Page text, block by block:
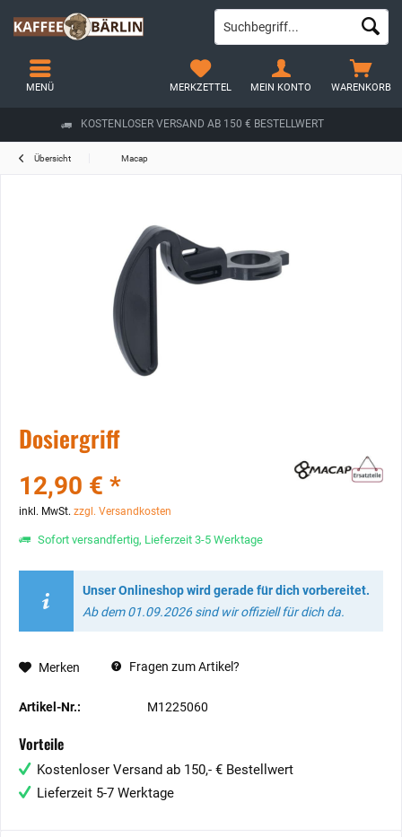
KOSTENLOSER VERSAND AB 150 € BESTELLWERT
WARENKORB
MERKZETTEL MEIN KONTO
MENÜ
Übersicht Macap
Dosiergriff
12,90 € *
inkl. MwSt. zzgl. Versandkosten
Sofort versandfertig, Lieferzeit 3-5 Werktage
Unser Onlineshop wird gerade für dich vorbereitet.
Ab dem 01.09.2026 sind wir offiziell für dich da.
Merken Fragen zum Artikel?
Artikel-Nr.: M1225060
Vorteile
Kostenloser Versand ab 150,- € Bestellwert
Lieferzeit 5-7 Werktage